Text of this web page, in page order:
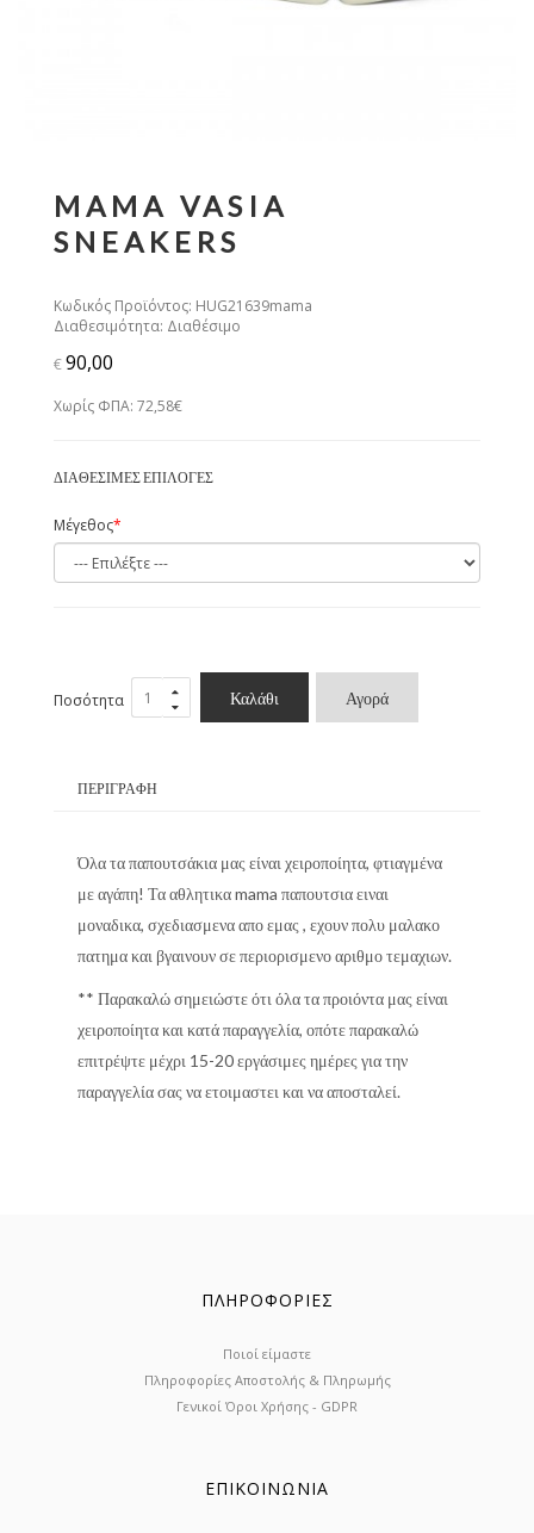
MAMA VASIA
SNEAKERS
Κωδικός Προϊόντος: HUG21639mama
Διαθεσιμότητα: Διαθέσιμο
€90,00
Χωρίς ΦΠΑ: 72,58€
ΔΙΑΘΈΣΙΜΕΣ ΕΠΙΛΟΓΈΣ
Μέγεθος
Ποσότητα Καλάθι Αγορά
ΠΕΡΙΓΡΑΦΉ
Όλα τα παπουτσάκια μας είναι χειροποίητα, φτιαγμένα
με αγάπη! Τα αθλητικα mama παπουτσια ειναι
μοναδικα, σχεδιασμενα απο εμας , εχουν πολυ μαλακο
πατημα και βγαινουν σε περιορισμενο αριθμο τεμαχιων.
** Παρακαλώ σημειώστε ότι όλα τα προιόντα μας είναι
χειροποίητα και κατά παραγγελία, οπότε παρακαλώ
επιτρέψτε μέχρι 15-20 εργάσιμες ημέρες για την
παραγγελία σας να ετοιμαστει και να αποσταλεί.
ΠΛΗΡΟΦΟΡΙΕΣ
Ποιοί είμαστε
Πληροφορίες Αποστολής & Πληρωμής
Γενικοί Όροι Χρήσης - GDPR
ΕΠΙΚΟΙΝΩΝΙΑ